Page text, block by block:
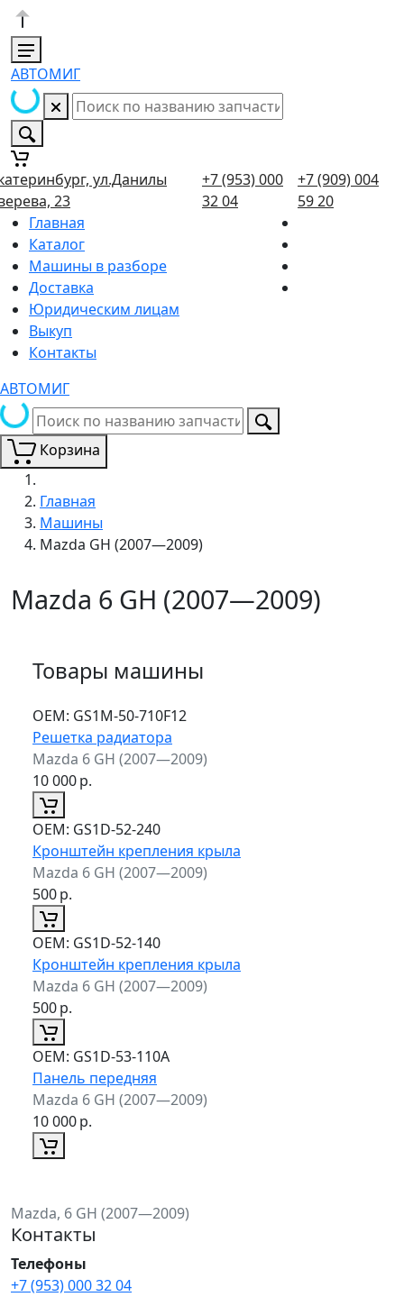
АВТОМИГ
ул.Данилы
23
+7 (953) 000
32 04
+7 (909) 004
59 20
Главная
Каталог
Машины в разборе
Доставка
Юридическим лицам
Выкуп
Контакты
АВТОМИГ
Корзина
Главная
Машины
Mazda GH (2007—2009)
Mazda 6 GH (2007—2009)
Товары машины
ОЕМ: GS1M-50-710F12
Решетка радиатора
Mazda 6 GH (2007—2009)
10 000р.
ОЕМ: GS1D-52-240
Кронштейн крепления крыла
Mazda 6 GH (2007—2009)
500р.
ОЕМ: GS1D-52-140
Кронштейн крепления крыла
Mazda 6 GH (2007—2009)
500р.
ОЕМ: GS1D-53-110A
Панель передняя
Mazda 6 GH (2007—2009)
10 000р.
Mazda, 6 GH (2007—2009)
Контакты
Телефоны
+7 (953) 000 32 04